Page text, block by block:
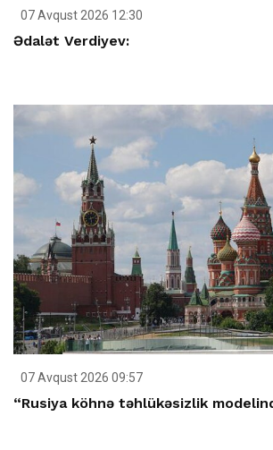
07 Avqust 2026 12:30
Ədalət Verdiyev:
07 Avqust 2026 09:57
“Rusiya köhnə təhlükəsizlik